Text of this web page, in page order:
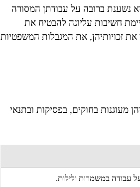
נשענת ברובה על עבודתן המסורה
חשיבות עליונה להבטיח את
את זכויותיהן, את המגבלות המשפטיות
מעוגנות בחוקים, בפסיקות ובתנאי
עבודה במשמרות ולילות.